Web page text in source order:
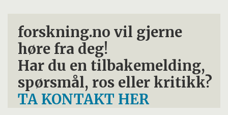
forskning.no vil gjerne
høre fra deg!
Har du en tilbakemelding,
spørsmål, ros eller kritikk?
TA KONTAKT HER